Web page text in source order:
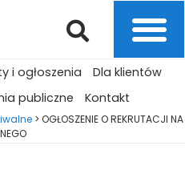
i ogłoszenia
Dla klientów
publiczne Kontakt
> OGŁOSZENIE O REKRUTACJI NA